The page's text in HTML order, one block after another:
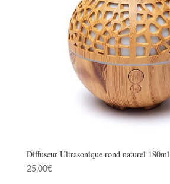
Diffuseur Ultrasonique rond naturel 180ml
25,00€